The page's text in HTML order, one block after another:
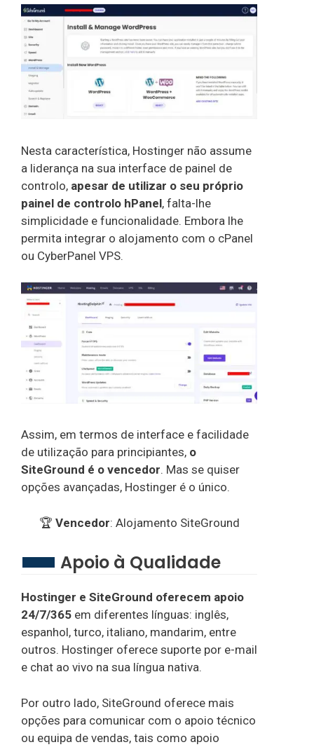
Nesta característica, Hostinger não assume
a liderança na sua interface de painel de
controlo, apesar de utilizar o seu próprio
painel de controlo hPanel, falta-lhe
simplicidade e funcionalidade. Embora lhe
permita integrar o alojamento com o cPanel
ou CyberPanel VPS.
Assim, em termos de interface e facilidade
de utilização para principiantes, o
SiteGround é o vencedor. Mas se quiser
opções avançadas, Hostinger é o único.
🏆 Vencedor: Alojamento SiteGround
Apoio à Qualidade
Hostinger e SiteGround oferecem apoio
24/7/365 em diferentes línguas: inglês,
espanhol, turco, italiano, mandarim, entre
outros. Hostinger oferece suporte por e-mail
e chat ao vivo na sua língua nativa.
Por outro lado, SiteGround oferece mais
opções para comunicar com o apoio técnico
ou equipa de vendas, tais como apoio